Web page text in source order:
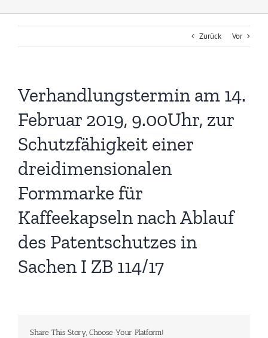
Zurück Vor
Verhandlungstermin am 14.
Februar 2019, 9.00Uhr, zur
Schutzfähigkeit einer
dreidimensionalen
Formmarke für
Kaffeekapseln nach Ablauf
des Patentschutzes in
Sachen I ZB 114/17
Share This Story, Choose Your Platform!